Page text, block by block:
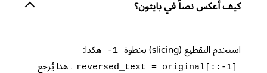
كيف أعكس نصاً في بايثون؟
استخدم التقطيع (slicing) بخطوة -1 هكذا:
reversed_text = original[::-1] . هذا يُرجع